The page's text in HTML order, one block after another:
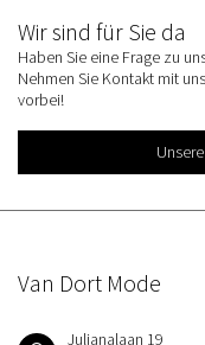
Wir sind für Sie da
Haben Sie eine Frage zu
Nehmen Sie Kontakt mit
vorbei!
Van Dort Mode
Julianalaan 19